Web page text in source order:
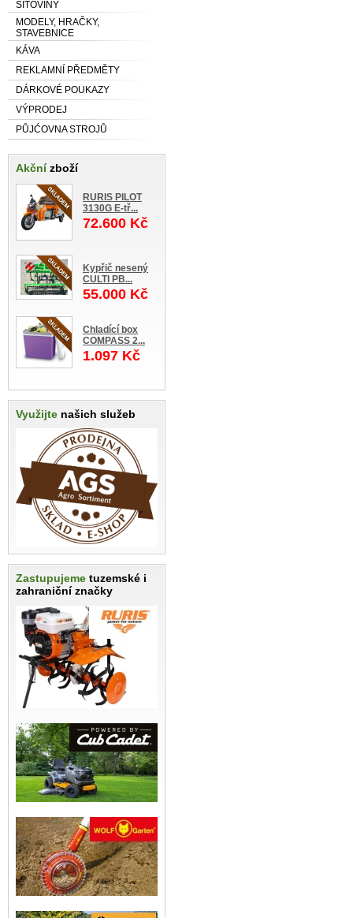
SÍŤOVINY
MODELY, HRAČKY,
STAVEBNICE
KÁVA
REKLAMNÍ PŘEDMĚTY
DÁRKOVÉ POUKAZY
VÝPRODEJ
PŮJĆOVNA STROJŮ
Akčnízboží
RURIS PILOT
3130G E-tř...
72.600 Kč
Kypřič nesený
CULTI PB...
55.000 Kč
Chladící box
COMPASS 2...
1.097 Kč
Využijte našich služeb
Zastupujeme tuzemské i
zahraniční značky